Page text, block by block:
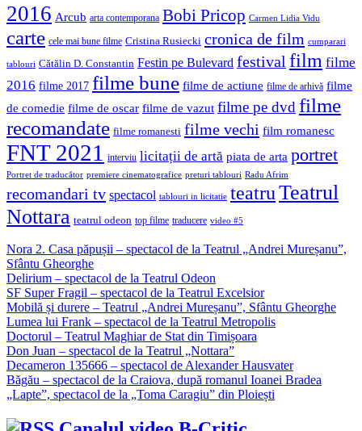
2016 Arcub arta contemporana Bobi Pricop Carmen Lidia Vidu
carte cele mai bune filme Cristina Rusiecki cronica de film cumparari
tablouri Cătălin D. Constantin Festin pe Bulevard festival film filme
2016 filme 2017 filme bune filme de actiune filme de arhivă filme
de comedie filme de oscar filme de vazut filme pe dvd filme
recomandate filme romanesti filme vechi film romanesc
FNT 2021 interviu licitații de artă piata de arta portret
Portret de traducător premiere cinematografice preturi tablouri Radu Afrim
recomandari tv spectacol tablouri in licitatie teatruTeatrul
Nottara teatrul odeon top filme traducere video #5
Nora 2. Casa păpușii – spectacol de la Teatrul „Andrei Mureșanu”,
Sfântu Gheorghe
Delirium – spectacol de la Teatrul Odeon
SF Super Fragil – spectacol de la Teatrul Excelsior
Mobilă și durere – Teatrul „Andrei Mureșanu”, Sfântu Gheorghe
Lumea lui Frank – spectacol de la Teatrul Metropolis
Doctorul – Teatrul Maghiar de Stat din Timișoara
Don Juan – spectacol de la Teatrul „Nottara”
Decameron 135666 – spectacol de Alexander Hausvater
Băgău – spectacol de la Craiova, după romanul Ioanei Bradea
„Lapte”, spectacol de la „Toma Caragiu” din Ploiești